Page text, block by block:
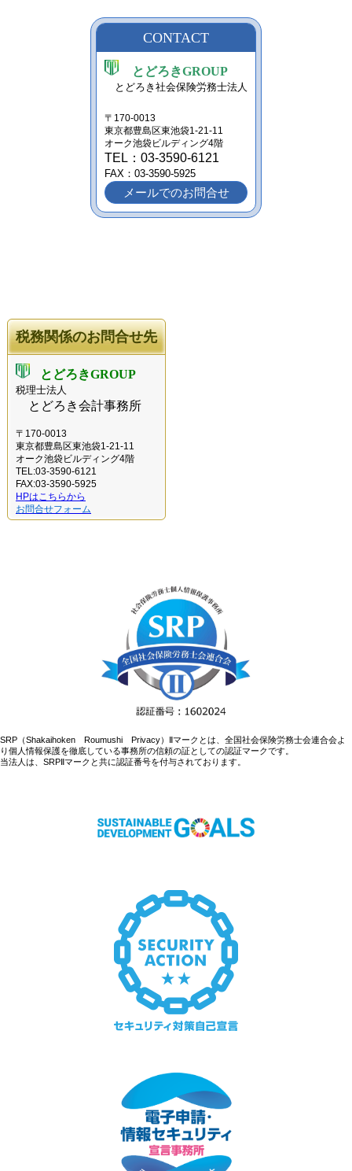
CONTACT
とどろきGROUP
とどろき社会保険労務士法人
〒170-0013
東京都豊島区東池袋1-21-11
オーク池袋ビルディング4階
TEL：03-3590-6121
FAX：03-3590-5925
メールでのお問合せ
税務関係のお問合せ先
とどろきGROUP
税理士法人
とどろき会計事務所
〒170-0013
東京都豊島区東池袋1-21-11
オーク池袋ビルディング4階
TEL:03-3590-6121
FAX:03-3590-5925
HPはこちらから
お問合せフォーム
SRP（Shakaihoken Roumushi Privacy）Ⅱマークとは、全国社会保険労務士会連合会よ
り個人情報保護を徹底している事務所の信頼の証としての認証マークです。
当法人は、SRPⅡマークと共に認証番号を付与されております。